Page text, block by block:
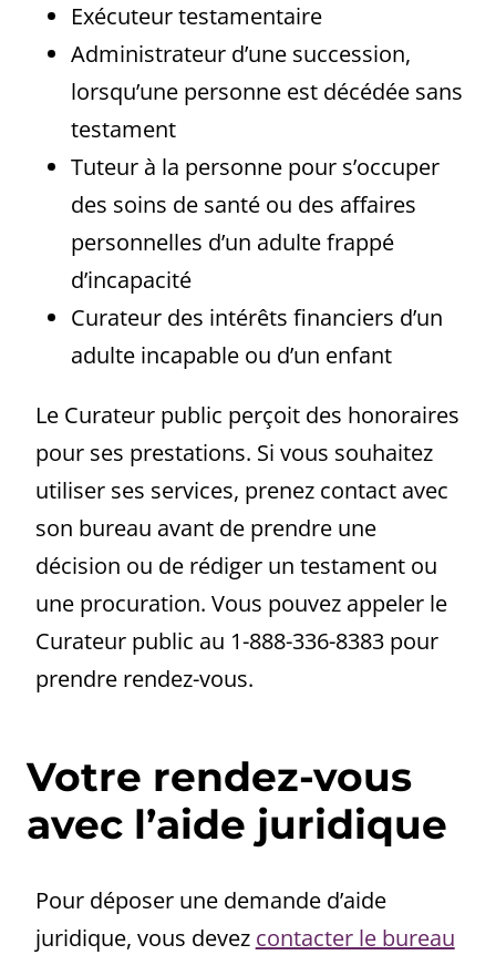
Exécuteur testamentaire
Administrateur d’une succession,
lorsqu’une personne est décédée sans
testament
Tuteur à la personne pour s’occuper
des soins de santé ou des affaires
personnelles d’un adulte frappé
d’incapacité
Curateur des intérêts financiers d’un
adulte incapable ou d’un enfant
Le Curateur public perçoit des honoraires
pour ses prestations. Si vous souhaitez
utiliser ses services, prenez contact avec
son bureau avant de prendre une
décision ou de rédiger un testament ou
une procuration. Vous pouvez appeler le
Curateur public au 1-888-336-8383 pour
prendre rendez-vous.
Votre rendez-vous
avec l’aide juridique
Pour déposer une demande d’aide
juridique, vous devez contacter le bureau